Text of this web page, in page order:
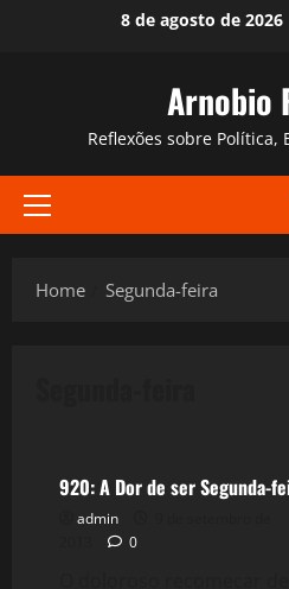
8 de agosto de 2026
Arnobio
Reflexões sobre Política,
Primary
Home Segunda-feira
920: A Dor de ser Segunda-
admin
0